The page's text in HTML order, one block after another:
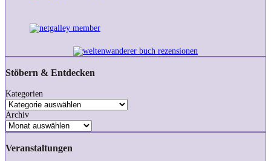
Stöbern & Entdecken
Kategorien
Archiv
Veranstaltungen